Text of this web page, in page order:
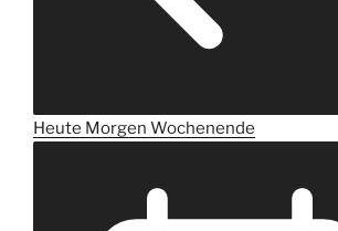
Heute Morgen Wochenende